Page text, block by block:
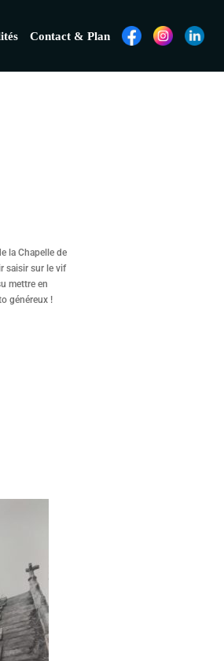
Contact & Plan
la Chapelle de
saisir sur le vif
mettre en
généreux !